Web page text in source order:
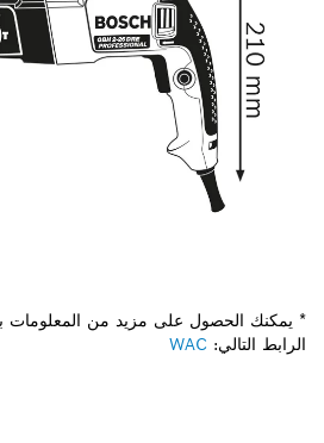
* يمكنك الحصول على مزيد من المعلومات
الرابط التالي: WAC